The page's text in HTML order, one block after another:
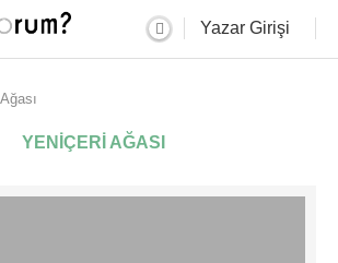
Yazar Girişi
YENIÇERI AĞASI